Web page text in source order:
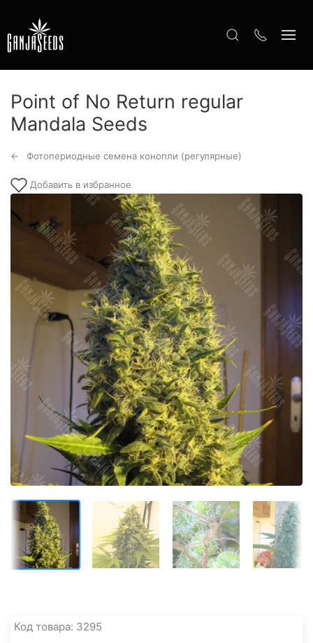
Point of No Return regular
Mandala Seeds
Фотопериодные семена конопли (регулярные)
Добавить в избранное
Код товара: 3295